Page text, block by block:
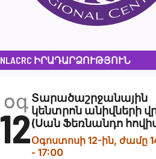
NLACRC ԻՐԱԴԱՐՁՈՒԹՅՈՒՆ
օգ
12
Տարածաշրջանային
կենտրոն անիվների
(Սան Ֆեռնանդո
Օգոստոսի 12-ին, ժամը
- 17:00